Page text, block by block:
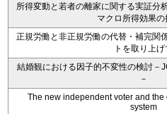
所得変動と若者の離家に関する実証分
マクロ所得効果の
正規労働と非正規労働の代替・補完関
トを取り上げ
結婚観における因子的不変性の検討－
－
The new independent voter and
system